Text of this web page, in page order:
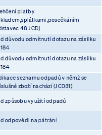
platby
48 JCD)
důvodu odmítnutí dotazu na zásilku
důvodu odmítnutí dotazu na zásilku
seznamu odpadů v němž se
zboží nachází (JCD31)
způsobu využití odpadů
odpovědi na pátrání